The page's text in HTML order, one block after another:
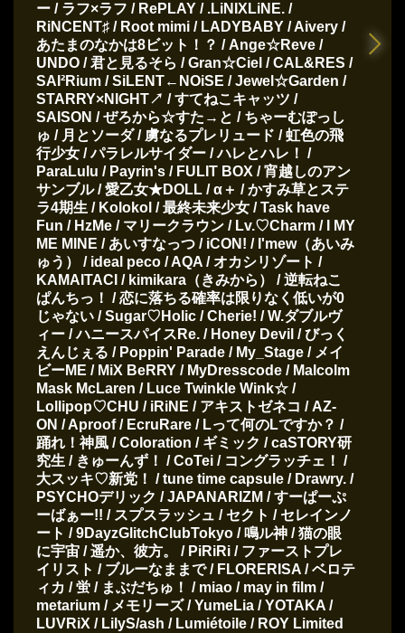
ー / ラフ×ラフ / RePLAY / .LiNIXLiNE. /
RiNCENT♯ / Root mimi / LADYBABY / Aivery /
あたまのなかは8ビット！？ / Ange☆Reve /
UNDO / 君と見るそら / Gran☆Ciel / CAL&RES /
SAI²Rium / SiLENT←NOiSE / Jewel☆Garden /
STARRY×NIGHT↗ / すてねこキャッツ /
SAISON / ぜろから☆すた→と / ちゃーむぽっし
ゅ / 月とソーダ / 虜なるプレリュード / 虹色の飛
行少女 / パラレルサイダー / ハレとハレ！ /
ParaLulu / Payrin's / FULIT BOX / 宵越しのアン
サンブル / 愛乙女★DOLL / α＋ / かすみ草とステ
ラ4期生 / Kolokol / 最終未来少女 / Task have
Fun / HzMe / マリークラウン / Lv.♡Charm / I MY
ME MINE / あいすなっつ / iCON! / I'mew（あいみ
ゅう） / ideal peco / AQA / オカシリゾート /
KAMAITACI / kimikara（きみから） / 逆転ねこ
ぱんちっ！ / 恋に落ちる確率は限りなく低いが0
じゃない / Sugar♡Holic / Cherie! / W.ダブルヴ
ィー / ハニースパイスRe. / Honey Devil / びっく
えんじぇる / Poppin' Parade / My_Stage / メイ
ビーME / MiX BeRRY / MyDresscode / Malcolm
Mask McLaren / Luce Twinkle Wink☆ /
Lollipop♡CHU / iRiNE / アキストゼネコ / AZ-
ON / Aproof / EcruRare / Lって何のLですか？ /
踊れ！神風 / Coloration / ギミック / caSTORY研
究生 / きゅーんず！ / CoTei / コングラッチェ！ /
大スッキ♡新党！ / tune time capsule / Drawry. /
PSYCHOデリック / JAPANARIZM / すーぱーぷ
ーばぁー!! / スプスラッシュ / セクト / セレインノ
ート / 9DayzGlitchClubTokyo / 鳴ル神 / 猫の眼
に宇宙 / 遥か、彼方。 / PiRiRi / ファーストプレ
イリスト / ブルーなままで / FLORERISA / ベロテ
ィカ / 蛍 / まぶだちゅ！ / miao / may in film /
metarium / メモリーズ / YumeLia / YOTAKA /
LUVRiX / LilyS/ash / Lumiétoile / ROY Limited